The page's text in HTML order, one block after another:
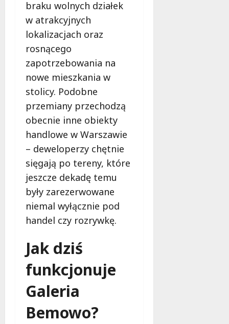
braku wolnych działek
w atrakcyjnych
lokalizacjach oraz
rosnącego
zapotrzebowania na
nowe mieszkania w
stolicy. Podobne
przemiany przechodzą
obecnie inne obiekty
handlowe w Warszawie
– deweloperzy chętnie
sięgają po tereny, które
jeszcze dekadę temu
były zarezerwowane
niemal wyłącznie pod
handel czy rozrywkę.
Jak dziś
funkcjonuje
Galeria
Bemowo?